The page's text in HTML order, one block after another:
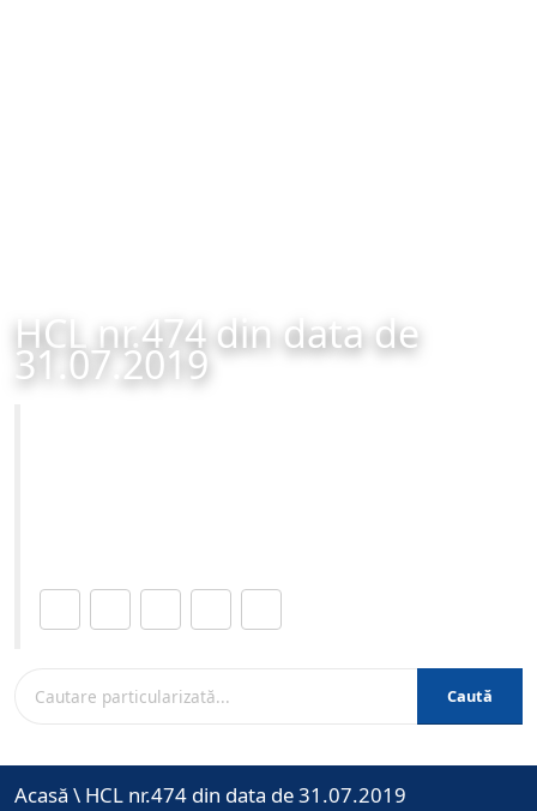
HCL nr.474 din data de
31.07.2019
Caută
Acasă \ HCL nr.474 din data de 31.07.2019